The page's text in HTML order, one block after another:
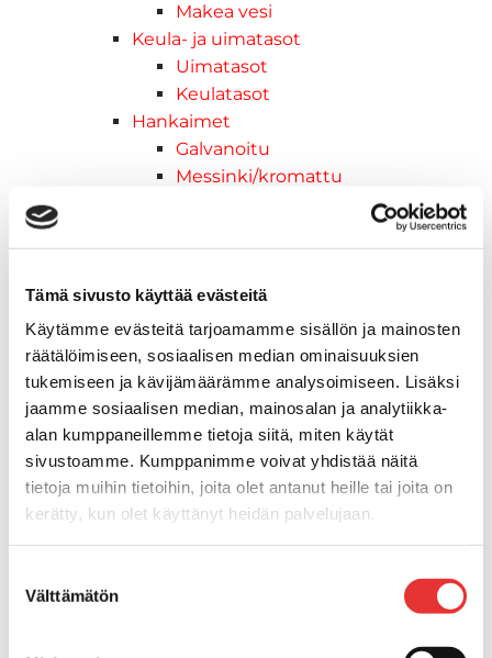
Tämä sivusto käyttää evästeitä
Käytämme evästeitä tarjoamamme sisällön ja mainosten
räätälöimiseen, sosiaalisen median ominaisuuksien
tukemiseen ja kävijämäärämme analysoimiseen. Lisäksi
jaamme sosiaalisen median, mainosalan ja analytiikka-
alan kumppaneillemme tietoja siitä, miten käytät
sivustoamme. Kumppanimme voivat yhdistää näitä
tietoja muihin tietoihin, joita olet antanut heille tai joita on
kerätty, kun olet käyttänyt heidän palvelujaan.
valinta
Välttämätön
Makea vesi
Keula- ja uimatasot
Uimatasot
Keulatasot
Hankaimet
Galvanoitu
Messinki/kromattu
Venetuolit ja -tuolinjalat
Venetuolit
Tuolinjalat
Tuolit
Kansiluukut, ikkunat ja verhot
Verhot
Kansiluukkujen varaosat ja
tarvikkeet